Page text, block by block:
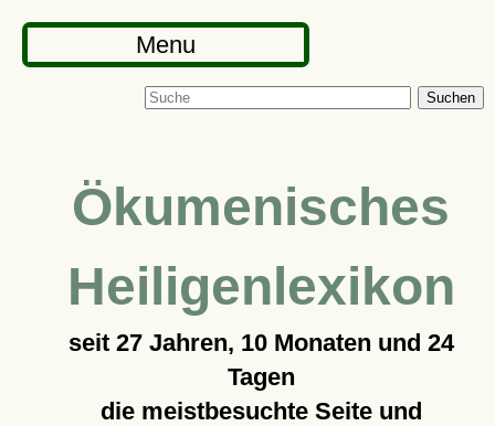
Menu
Suchen
Ökumenisches
Heiligenlexikon
seit 27 Jahren, 10 Monaten und 24
Tagen
die meistbesuchte Seite und